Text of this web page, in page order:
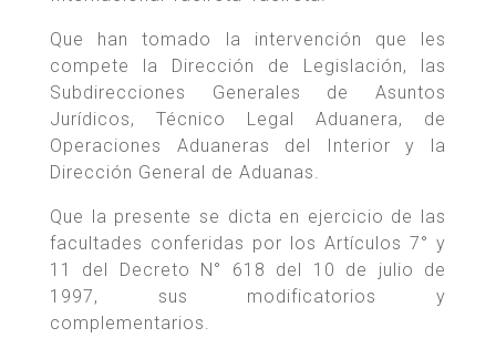
Que han tomado la intervención que les
compete la Dirección de Legislación, las
Subdirecciones Generales de Asuntos
Jurídicos, Técnico Legal Aduanera, de
Operaciones Aduaneras del Interior y la
Dirección General de Aduanas.
Que la presente se dicta en ejercicio de las
facultades conferidas por los Artículos 7° y
11 del Decreto N° 618 del 10 de julio de
1997, sus modificatorios y
complementarios.